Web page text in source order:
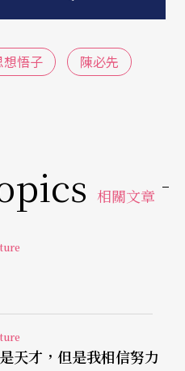
師陳伊瑜，則是名符其
她的訓練講求方法，讓
隨
父母無悔的支持，成功
望子成龍」的心情，葉
系教授鄭德淵就曾笑
老爸，那就是王乙曲、
而恰巧，今年這三個人
想悟子 陳必先
相關文章
天才，但是我相信努力